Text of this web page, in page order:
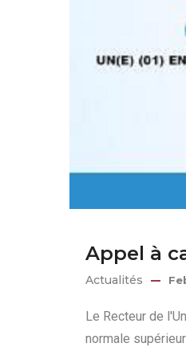
Appel à
Actualités
Le Recteur de
normale